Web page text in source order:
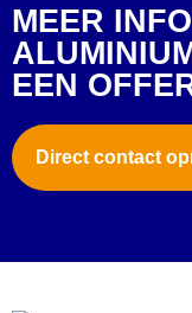
MEER
EEN
Direct contact